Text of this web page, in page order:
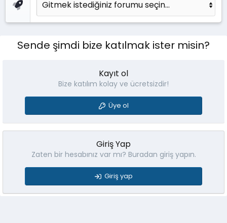
Sende şimdi bize katılmak ister misin?
Kayıt ol
Bize katılım kolay ve ücretsizdir!
Üye ol
Giriş Yap
Zaten bir hesabınız var mı? Buradan giriş yapın.
Giriş yap